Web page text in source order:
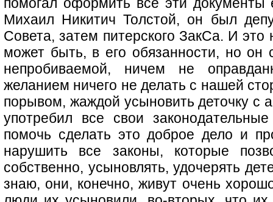
Михаил Никитич Толстой, он был
Совета, затем питерского ЗакСа. И это
может быть, в его обязанности, но он
непробиваемой, ничем не
желанием ничего не делать с нашей
порывом, жаждой усыновить деточку с
употребил все свои
помочь сделать это доброе дело и
нарушить все законы, которые
собственно, усыновлять, удочерять
знаю, они, конечно, живут очень